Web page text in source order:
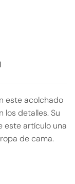
este acolchado
los detalles. Su
este artículo una
de cama.